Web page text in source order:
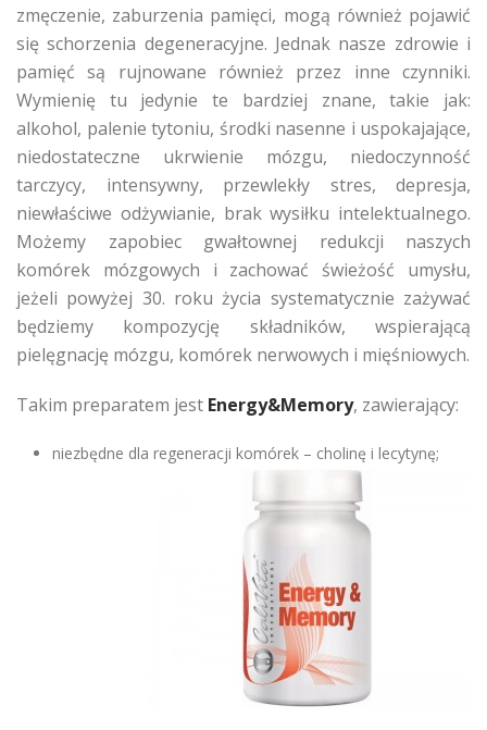
zmęczenie, zaburzenia pamięci, mogą również pojawić
się schorzenia degeneracyjne. Jednak nasze zdrowie i
pamięć są rujnowane również przez inne czynniki.
Wymienię tu jedynie te bardziej znane, takie jak:
alkohol, palenie tytoniu, środki nasenne i uspokajające,
niedostateczne ukrwienie mózgu, niedoczynność
tarczycy, intensywny, przewlekły stres, depresja,
niewłaściwe odżywianie, brak wysiłku intelektualnego.
Możemy zapobiec gwałtownej redukcji naszych
komórek mózgowych i zachować świeżość umysłu,
jeżeli powyżej 30. roku życia systematycznie zażywać
będziemy kompozycję składników, wspierającą
pielęgnację mózgu, komórek nerwowych i mięśniowych.
Takim preparatem jest Energy&Memory, zawierający:
niezbędne dla regeneracji komórek – cholinę i lecytynę;